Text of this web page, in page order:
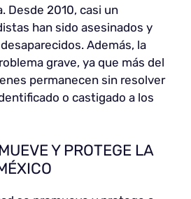
Desde 2010, casi un
han sido asesinados y
Además, la
grave, ya que más del
permanecen sin resolver
o castigado a los
Y PROTEGE LA